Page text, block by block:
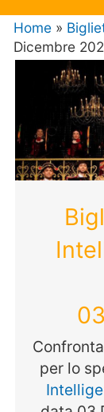
Home »
Dicembre
per lo